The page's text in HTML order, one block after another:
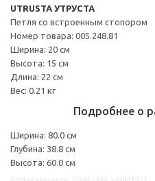
UTRUSTA УТРУСТА
Петля со встроенным стопором
Номер товара: 005.248.81
Ширина: 20 см
Высота: 15 см
Длина: 22 см
Вес: 0.21 кг
Подробнее о
Ширина: 80.0 см
Глубина: 38.8 см
Высота: 60.0 см